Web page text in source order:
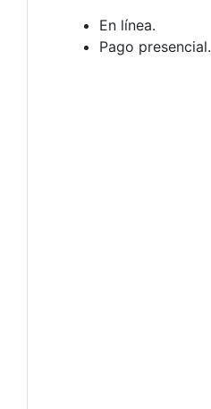
En línea.
Pago presencial.